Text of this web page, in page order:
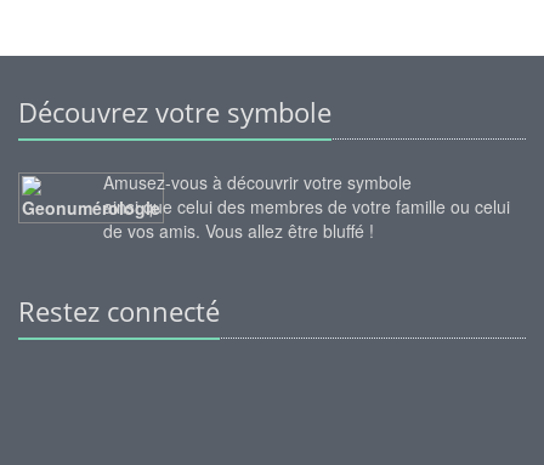
Découvrez votre symbole
Amusez-vous à découvrir votre symbole
ainsi que celui des membres de votre famille ou celui
de vos amis. Vous allez être bluffé !
Restez connecté